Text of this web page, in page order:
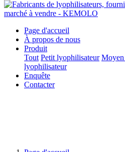
Page d'accueil
À propos de nous
Produit
Tout Petit lyophilisateur
lyophilisateur
Enquête
Contacter